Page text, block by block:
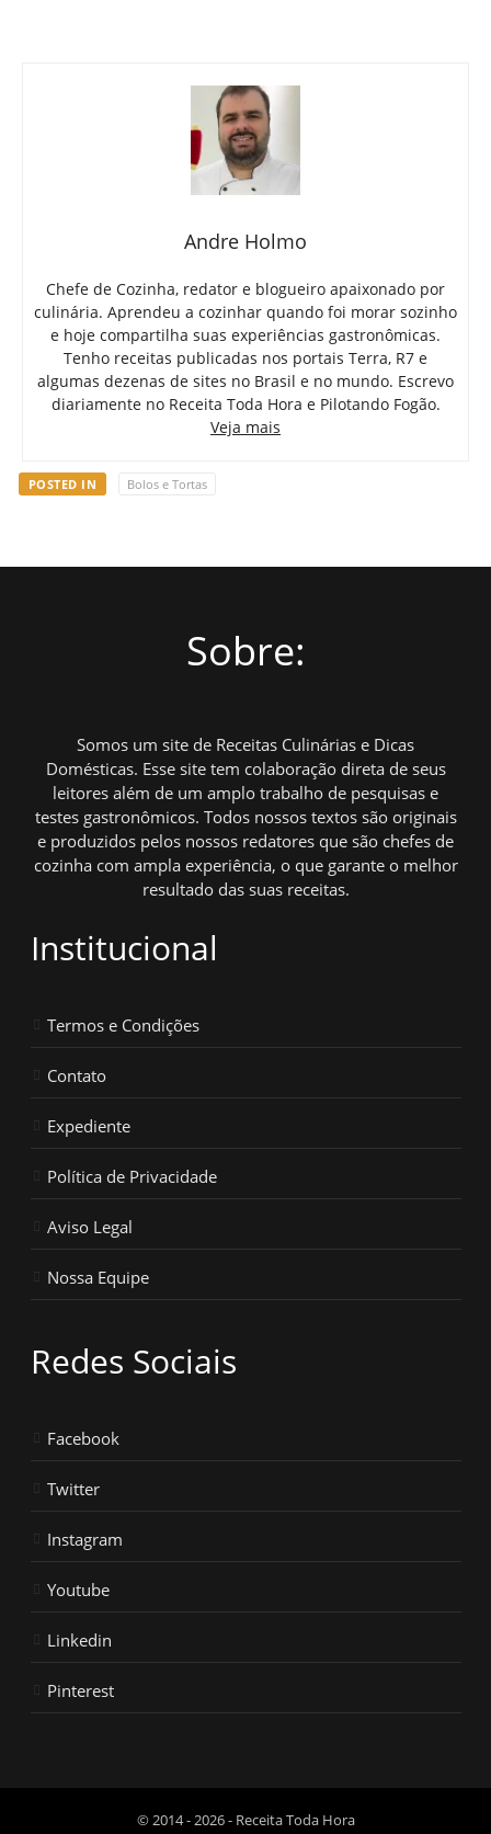
Andre Holmo
Chefe de Cozinha, redator e blogueiro apaixonado por
culinária. Aprendeu a cozinhar quando foi morar sozinho
e hoje compartilha suas experiências gastronômicas.
Tenho receitas publicadas nos portais Terra, R7 e
algumas dezenas de sites no Brasil e no mundo. Escrevo
diariamente no Receita Toda Hora e Pilotando Fogão.
Veja mais
POSTED IN Bolos e Tortas
Sobre:
Somos um site de Receitas Culinárias e Dicas
Domésticas. Esse site tem colaboração direta de seus
leitores além de um amplo trabalho de pesquisas e
testes gastronômicos. Todos nossos textos são originais
e produzidos pelos nossos redatores que são chefes de
cozinha com ampla experiência, o que garante o melhor
resultado das suas receitas.
Institucional
Termos e Condições
Contato
Expediente
Política de Privacidade
Aviso Legal
Nossa Equipe
Redes Sociais
Facebook
Twitter
Instagram
Youtube
Linkedin
Pinterest
© 2014 - 2026 - Receita Toda Hora